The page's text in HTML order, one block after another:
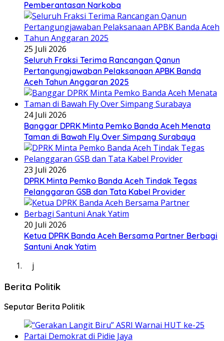
Pemberantasan Narkoba
25 Juli 2026
Seluruh Fraksi Terima Rancangan Qanun
Pertangungjawaban Pelaksanaan APBK Banda
Aceh Tahun Anggaran 2025
24 Juli 2026
Banggar DPRK Minta Pemko Banda Aceh Menata
Taman di Bawah Fly Over Simpang Surabaya
23 Juli 2026
DPRK Minta Pemko Banda Aceh Tindak Tegas
Pelanggaran GSB dan Tata Kabel Provider
20 Juli 2026
Ketua DPRK Banda Aceh Bersama Partner Berbagi
Santuni Anak Yatim
j
Berita Politik
Seputar Berita Politik